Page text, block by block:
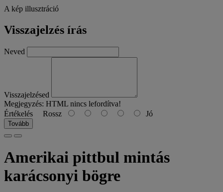
A kép illusztráció
Visszajelzés írás
Neved
Visszajelzésed
Megjegyzés: HTML nincs lefordítva!
Értékelés Rossz Jó
Tovább
Amerikai pittbul mintás
karácsonyi bögre